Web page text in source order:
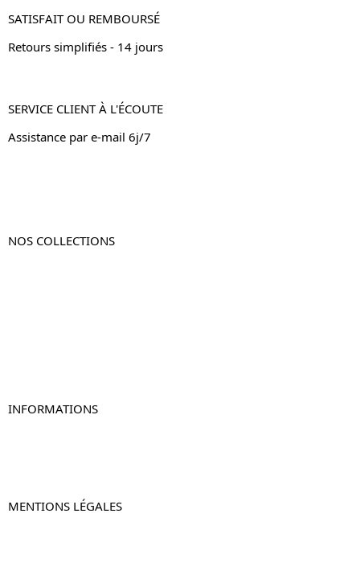
SATISFAIT OU REMBOURSÉ
Retours simplifiés - 14 jours
SERVICE CLIENT À L'ÉCOUTE
Assistance par e-mail 6j/7
NOS COLLECTIONS
INFORMATIONS
MENTIONS LÉGALES